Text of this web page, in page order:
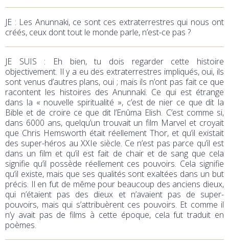
JE : Les Anunnaki, ce sont ces extraterrestres qui nous ont
créés, ceux dont tout le monde parle, n’est-ce pas ?
JE SUIS : Eh bien, tu dois regarder cette histoire
objectivement. Il y a eu des extraterrestres impliqués, oui, ils
sont venus d’autres plans, oui ; mais ils n’ont pas fait ce que
racontent les histoires des Anunnaki. Ce qui est étrange
dans la « nouvelle spiritualité », c’est de nier ce que dit la
Bible et de croire ce que dit l’Enûma Elish. C’est comme si,
dans 6000 ans, quelqu’un trouvait un film Marvel et croyait
que Chris Hemsworth était réellement Thor, et qu’il existait
des super-héros au XXIe siècle. Ce n’est pas parce qu’il est
dans un film et qu’il est fait de chair et de sang que cela
signifie qu’il possède réellement ces pouvoirs. Cela signifie
qu’il existe, mais que ses qualités sont exaltées dans un but
précis. Il en fut de même pour beaucoup des anciens dieux,
qui n’étaient pas des dieux et n’avaient pas de super-
pouvoirs, mais qui s’attribuèrent ces pouvoirs. Et comme il
n’y avait pas de films à cette époque, cela fut traduit en
poèmes.